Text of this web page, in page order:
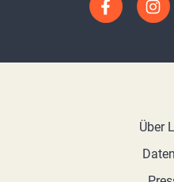
Über